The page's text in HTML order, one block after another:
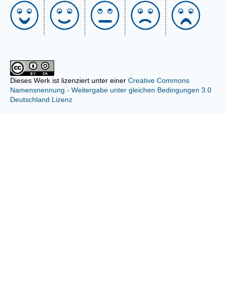
Dieses Werk ist lizenziert unter einer Creative Commons
Namensnennung - Weitergabe unter gleichen Bedingungen 3.0
Deutschland Lizenz